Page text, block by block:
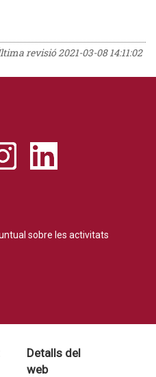
revisió2021-03-08 14:11:02
sobre les activitats
Detalls del
web